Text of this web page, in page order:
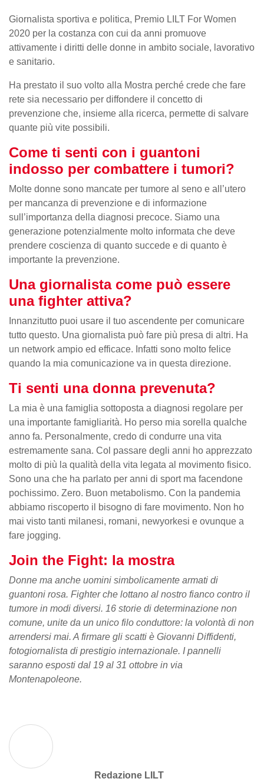
Giornalista sportiva e politica, Premio LILT For Women
2020 per la costanza con cui da anni promuove
attivamente i diritti delle donne in ambito sociale, lavorativo
e sanitario.
Ha prestato il suo volto alla Mostra perché crede che fare
rete sia necessario per diffondere il concetto di
prevenzione che, insieme alla ricerca, permette di salvare
quante più vite possibili.
Come ti senti con i guantoni
indosso per combattere i tumori?
Molte donne sono mancate per tumore al seno e all’utero
per mancanza di prevenzione e di informazione
sull’importanza della diagnosi precoce. Siamo una
generazione potenzialmente molto informata che deve
prendere coscienza di quanto succede e di quanto è
importante la prevenzione.
Una giornalista come può essere
una fighter attiva?
Innanzitutto puoi usare il tuo ascendente per comunicare
tutto questo. Una giornalista può fare più presa di altri. Ha
un network ampio ed efficace. Infatti sono molto felice
quando la mia comunicazione va in questa direzione.
Ti senti una donna prevenuta?
La mia è una famiglia sottoposta a diagnosi regolare per
una importante famigliarità. Ho perso mia sorella qualche
anno fa. Personalmente, credo di condurre una vita
estremamente sana. Col passare degli anni ho apprezzato
molto di più la qualità della vita legata al movimento fisico.
Sono una che ha parlato per anni di sport ma facendone
pochissimo. Zero. Buon metabolismo. Con la pandemia
abbiamo riscoperto il bisogno di fare movimento. Non ho
mai visto tanti milanesi, romani, newyorkesi e ovunque a
fare jogging.
Join the Fight: la mostra
Donne ma anche uomini simbolicamente armati di
guantoni rosa. Fighter che lottano al nostro fianco contro il
tumore in modi diversi. 16 storie di determinazione non
comune, unite da un unico filo conduttore: la volontà di non
arrendersi mai. A firmare gli scatti è Giovanni Diffidenti,
fotogiornalista di prestigio internazionale. I pannelli
saranno esposti dal 19 al 31 ottobre in via
Montenapoleone.
Redazione LILT